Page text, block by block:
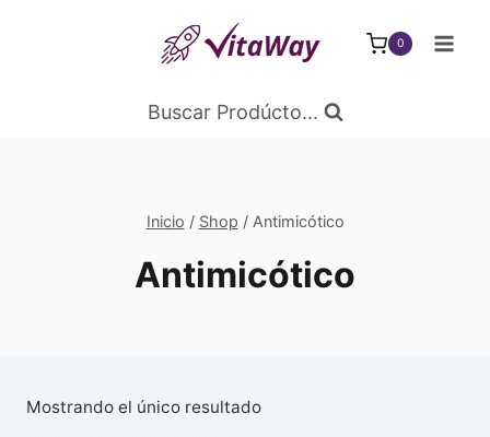
0
Buscar Prodúcto...
Inicio / Shop / Antimicótico
Antimicótico
Mostrando el único resultado